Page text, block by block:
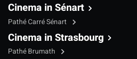
Cinema in Sénart
Pathé Carré Sénart
Cinema in Strasbourg
Pathé Brumath